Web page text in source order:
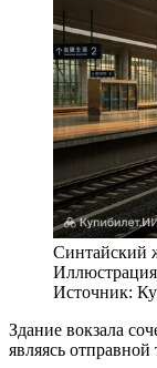
Синтайский
Источник:
Здание вокзала
являясь